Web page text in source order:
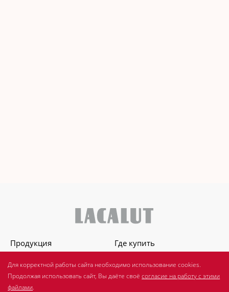
Продукция
Полезно знать
Спросите стоматолога
Где купить
Для корректной работы сайта необходимо использование cookies.
Продолжая использовать сайт, Вы даёте своё согласие на работу с этими
файлами.